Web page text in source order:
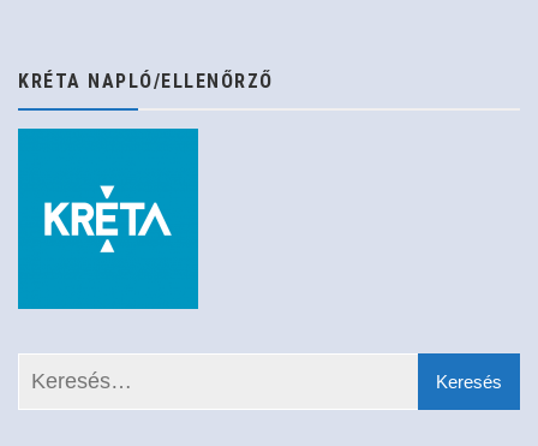
KRÉTA NAPLÓ/ELLENŐRZŐ